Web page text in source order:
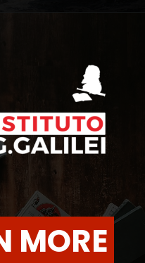
MORE
MORE